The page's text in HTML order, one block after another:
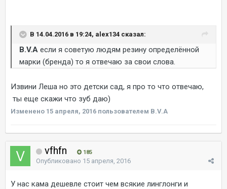
В 14.04.2016 в 19:24, alex134 сказал:
B.V.A если я советую людям резину определённой
марки (бренда) то я отвечаю за свои слова.
Извини Леша но это детски сад, я про то что отвечаю,
ты еще скажи что зуб даю)
Изменено 15 апреля, 2016 пользователем B.V.A
vfhfn 185
Опубликовано 15 апреля, 2016
У нас кама дешевле стоит чем всякие линглонги и